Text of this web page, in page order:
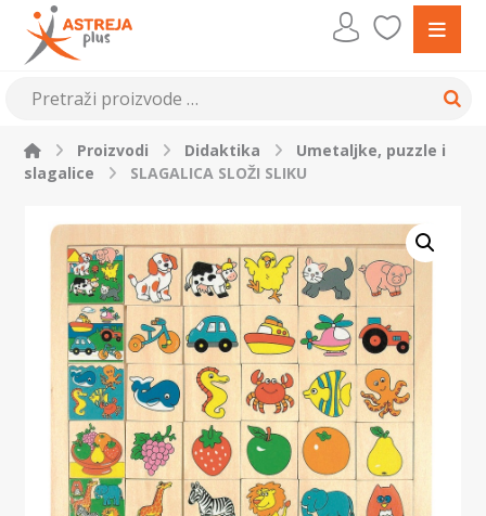
Proizvodi Didaktika
Umetaljke, puzzle i
slagalice
SLAGALICA SLOŽI SLIKU